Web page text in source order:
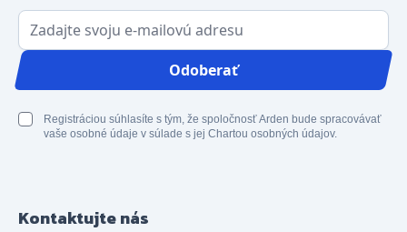
E-mailová adresa
Odoberať
Registráciou súhlasíte s tým, že spoločnosť Arden bude spracovávať
vaše osobné údaje v súlade s jej Chartou osobných údajov.
Kontaktujte nás